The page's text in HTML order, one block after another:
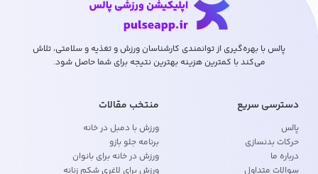
پالس با بهره‌گیری از توانمندی کارشناسان ورزش و تغذیه و سلامتی، تلاش
می‌کند با کمترین هزینه بهترین نتیجه برای شما حاصل شود.
دسترسی سریع
پالس
حرکات بدنسازی
درباره ما
سوالات متداول
منتخب مقالات
ورزش با دمبل در خانه
برنامه جلو بازو
ورزش در خانه برای بانوان
ورزش برای لاغری شکم زنانه